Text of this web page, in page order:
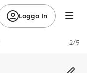
Logga in
2/5